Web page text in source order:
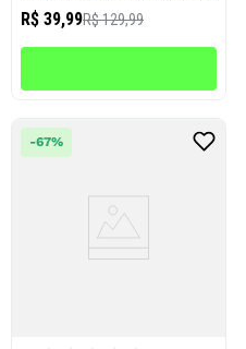
R$ 39,99R$ 129,99
-67%